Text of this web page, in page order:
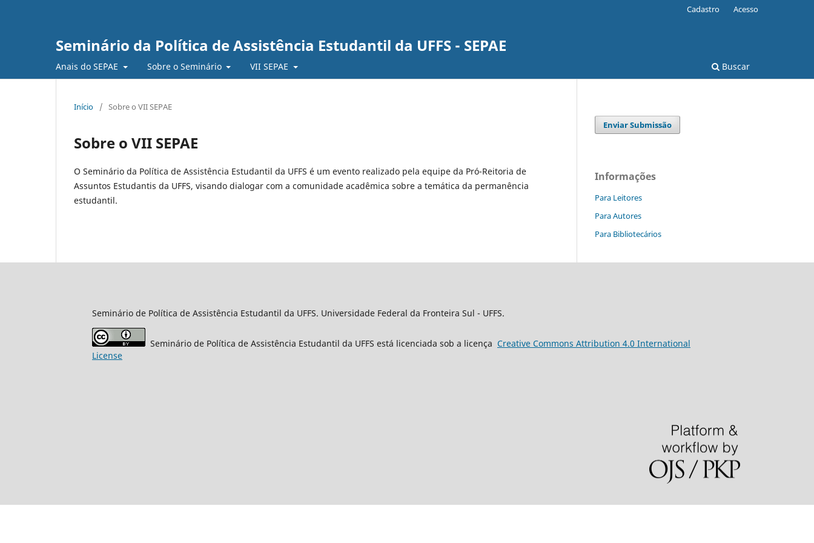
Seminário da Política de Assistência Estudantil da UFFS - SEPAE
Anais do SE`PAE Sobre o Seminário VII SEPAE Buscar
Cadastro Acesso
Início / Sobre o VII SEPAE
Sobre o VII SEPAE
O Seminário da Política de Assistência Estudantil da UFFS é um evento realizado pela equipe da Pró-Reitoria de
Assuntos Estudantis da UFFS, visando dialogar com a comunidade acadêmica sobre a temática da permanência
estudantil.
Enviar Submissão
Informações
Para Leitores
Para Autores
Para Bibliotecários
Seminário de Política de Assistência Estudantil da UFFS. Universidade Federal da Fronteira Sul - UFFS.
Seminário de Política de Assistência Estudantil da UFFS está licenciada sob a licença Creative Commons Attribution 4.0 International
License